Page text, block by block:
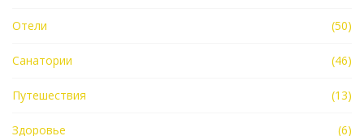
Отели (50)
Санатории (46)
Путешествия (13)
Здоровье (6)